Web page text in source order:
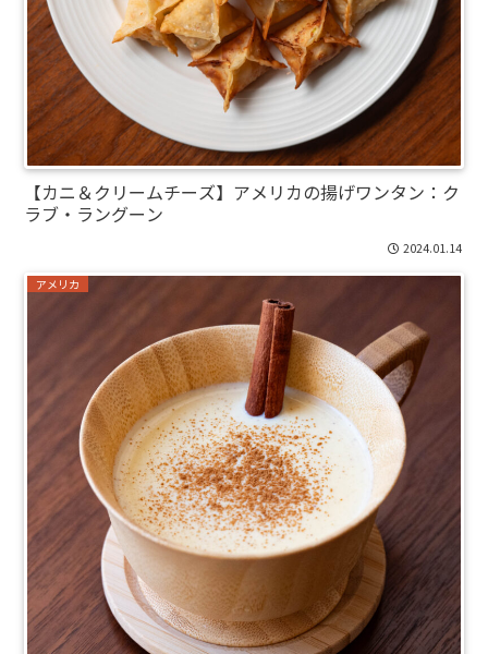
【カニ＆クリームチーズ】アメリカの揚げワンタン：ク
ラブ・ラングーン
2024.01.14
アメリカ